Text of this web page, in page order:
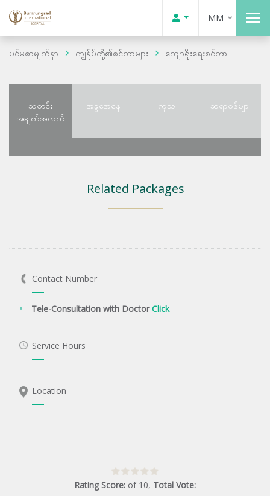
MM
ပင်မစာမျက်နှာ ကျွန်ုပ်တို့၏စင်တာများ ကျောရိုးရေးစင်တာ
သတင်း
အချက်အလက်
အခွအေနေ ကုသ ဆရာဝန်မျာ
Related Packages
Contact Number
Tele-Consultation with DoctorClick
Service Hours
Location
Rating Score: of 10, Total Vote: